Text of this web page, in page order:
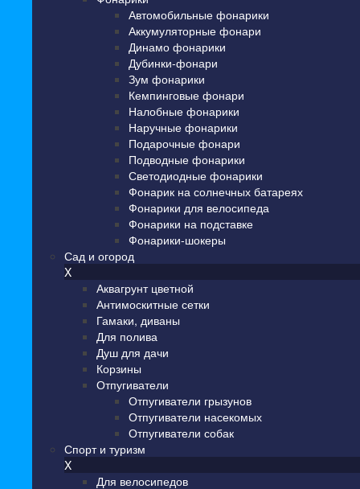
Автомобильные фонарики
Аккумуляторные фонари
Динамо фонарики
Дубинки-фонари
Зум фонарики
Кемпинговые фонари
Налобные фонарики
Наручные фонарики
Подарочные фонари
Подводные фонарики
Светодиодные фонарики
Фонарик на солнечных батареях
Фонарики для велосипеда
Фонарики на подставке
Фонарики-шокеры
Сад и огород
X
Аквагрунт цветной
Антимоскитные сетки
Гамаки, диваны
Для полива
Душ для дачи
Корзины
Отпугиватели
Отпугиватели грызунов
Отпугиватели насекомых
Отпугиватели собак
Спорт и туризм
X
Для велосипедов